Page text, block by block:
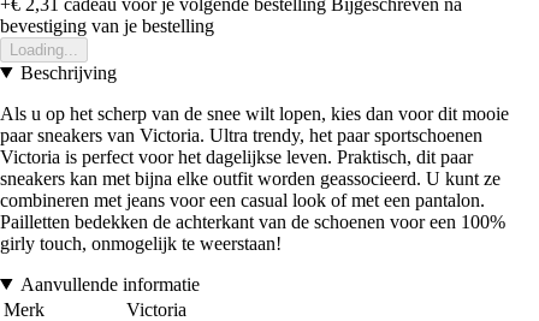
bevestiging van je bestelling
Loading...
Beschrijving
Als u op het scherp van de snee wilt lopen, kies dan voor dit mooie
paar sneakers van Victoria. Ultra trendy, het paar sportschoenen
Victoria is perfect voor het dagelijkse leven. Praktisch, dit paar
sneakers kan met bijna elke outfit worden geassocieerd. U kunt ze
combineren met jeans voor een casual look of met een pantalon.
Pailletten bedekken de achterkant van de schoenen voor een 100%
girly touch, onmogelijk te weerstaan!
Aanvullende informatie
Merk
Victoria